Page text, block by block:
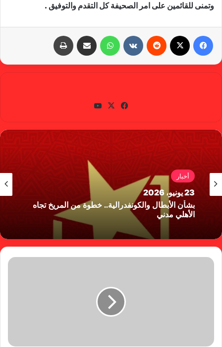
وتمنى للقائمين على امر الصحيفة كل التقدم والتوفيق .
واتساب
في
وك
X
أخبار
23 يونيو، 2026
بشأن الأبطال والكونفدرالية.. خطوة من المريخ تجاه
الأهلي مدني